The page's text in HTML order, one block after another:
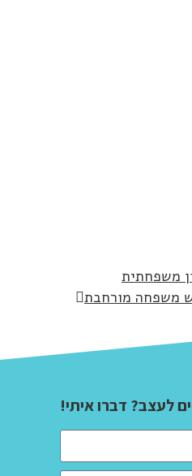
משפחתית
משפחה מורחבת
לעצב? דברו איתי!